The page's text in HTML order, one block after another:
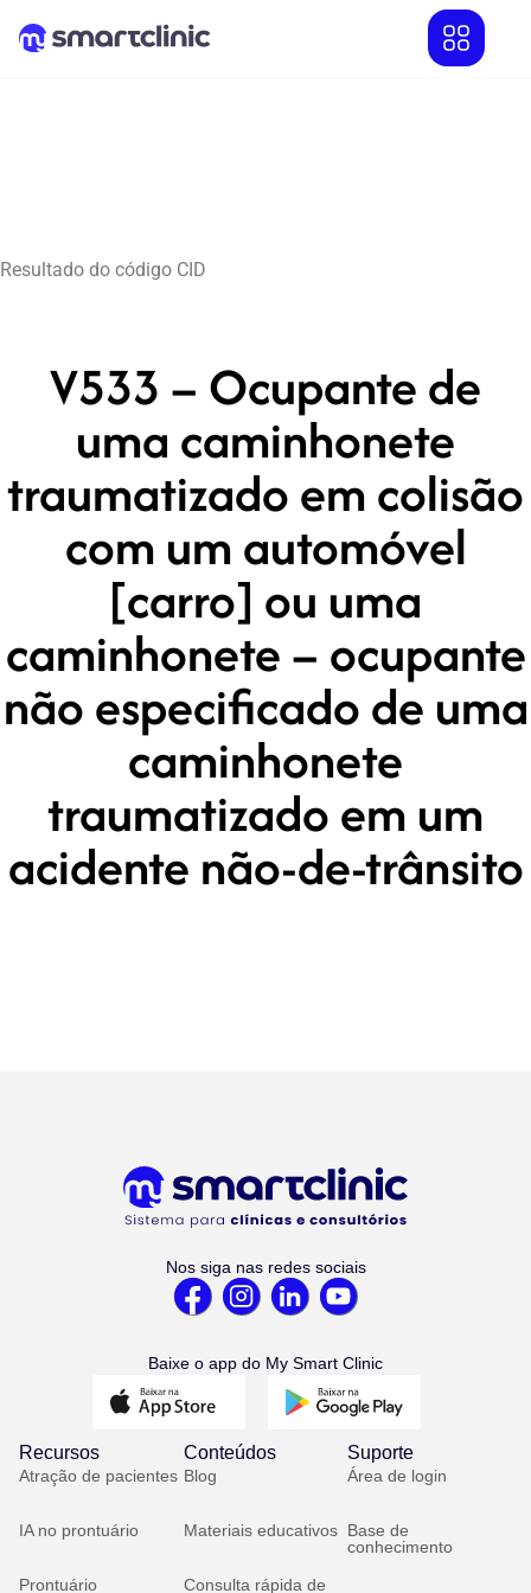
Resultado do código CID
V533 – Ocupante de
uma caminhonete
traumatizado em colisão
com um automóvel
[carro] ou uma
caminhonete – ocupante
não especificado de uma
caminhonete
traumatizado em um
acidente não-de-trânsito
Nos siga nas redes sociais
Baixe o app do My Smart Clinic
Recursos
Atração de pacientes
IA no prontuário
Prontuário
Conteúdos
Blog
Materiais educativos
Consulta rápida de
Suporte
Área de login
Base de
conhecimento